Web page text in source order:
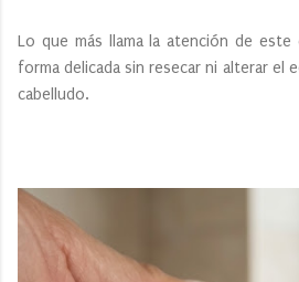
Lo que más llama la atención de este
forma delicada sin resecar ni alterar el
cabelludo.